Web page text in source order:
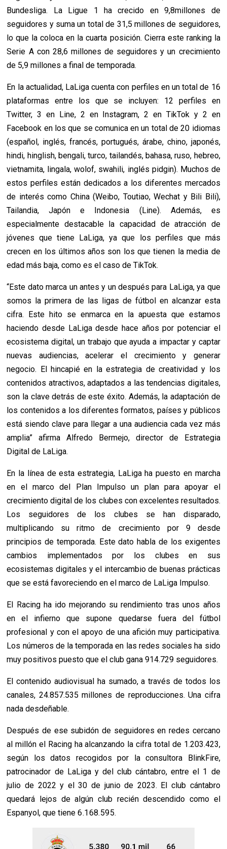
Bundesliga. La Ligue 1 ha crecido en 9,8millones de
seguidores y suma un total de 31,5 millones de seguidores,
lo que la coloca en la cuarta posición. Cierra este ranking la
Serie A con 28,6 millones de seguidores y un crecimiento
de 5,9 millones a final de temporada.
En la actualidad, LaLiga cuenta con perfiles en un total de 16
plataformas entre los que se incluyen: 12 perfiles en
Twitter, 3 en Line, 2 en Instagram, 2 en TikTok y 2 en
Facebook en los que se comunica en un total de 20 idiomas
(español, inglés, francés, portugués, árabe, chino, japonés,
hindi, hinglish, bengali, turco, tailandés, bahasa, ruso, hebreo,
vietnamita, lingala, wolof, swahili, inglés pidgin). Muchos de
estos perfiles están dedicados a los diferentes mercados
de interés como China (Weibo, Toutiao, Wechat y Bili Bili),
Tailandia, Japón e Indonesia (Line). Además, es
especialmente destacable la capacidad de atracción de
jóvenes que tiene LaLiga, ya que los perfiles que más
crecen en los últimos años son los que tienen la media de
edad más baja, como es el caso de TikTok.
“Este dato marca un antes y un después para LaLiga, ya que
somos la primera de las ligas de fútbol en alcanzar esta
cifra. Este hito se enmarca en la apuesta que estamos
haciendo desde LaLiga desde hace años por potenciar el
ecosistema digital, un trabajo que ayuda a impactar y captar
nuevas audiencias, acelerar el crecimiento y generar
negocio. El hincapié en la estrategia de creatividad y los
contenidos atractivos, adaptados a las tendencias digitales,
son la clave detrás de este éxito. Además, la adaptación de
los contenidos a los diferentes formatos, países y públicos
está siendo clave para llegar a una audiencia cada vez más
amplia” afirma Alfredo Bermejo, director de Estrategia
Digital de LaLiga.
En la línea de esta estrategia, LaLiga ha puesto en marcha
en el marco del Plan Impulso un plan para apoyar el
crecimiento digital de los clubes con excelentes resultados.
Los seguidores de los clubes se han disparado,
multiplicando su ritmo de crecimiento por 9 desde
principios de temporada. Este dato habla de los exigentes
cambios implementados por los clubes en sus
ecosistemas digitales y el intercambio de buenas prácticas
que se está favoreciendo en el marco de LaLiga Impulso.
El Racing ha ido mejorando su rendimiento tras unos años
en el infierno que supone quedarse fuera del fútbol
profesional y con el apoyo de una afición muy participativa.
Los números de la temporada en las redes sociales ha sido
muy positivos puesto que el club gana 914.729 seguidores.
El contenido audiovisual ha sumado, a través de todos los
canales, 24.857.535 millones de reproducciones. Una cifra
nada desdeñable.
Después de ese subidón de seguidores en redes cercano
al millón el Racing ha alcanzando la cifra total de 1.203.423,
según los datos recogidos por la consultora BlinkFire,
patrocinador de LaLiga y del club cántabro, entre el 1 de
julio de 2022 y el 30 de junio de 2023. El club cántabro
quedará lejos de algún club recién descendido como el
Espanyol, que tiene6.168.595.